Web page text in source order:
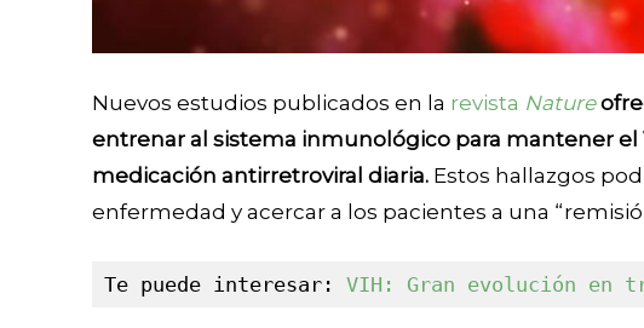
Nuevos estudios publicados en la revista Nature
entrenar al sistema inmunológico para mantener el
medicación antirretroviral diaria. Estos hallazgos
enfermedad y acercar a los pacientes a una
Te puede interesar: VIH: Gran evolución en